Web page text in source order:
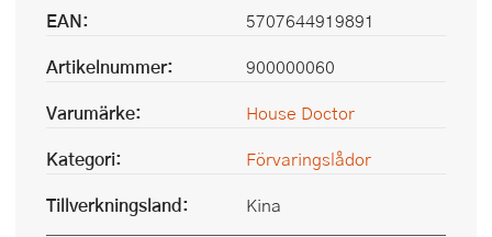
EAN:
5707644919891
Artikelnummer:
900000060
Varumärke:
House Doctor
Kategori:
Förvaringslådor
Tillverkningsland:
Kina